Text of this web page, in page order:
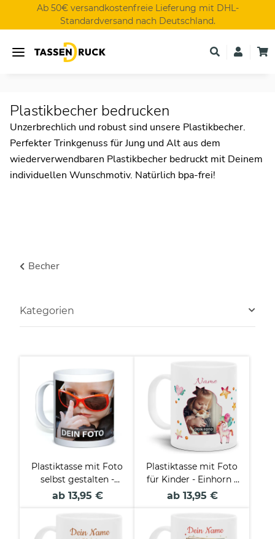
Ab 50€ versandkostenfreie Lieferung mit DHL-
Standardversand nach Deutschland.
Plastikbecher bedrucken
Unzerbrechlich und robust sind unsere Plastikbecher.
Perfekter Trinkgenuss für Jung und Alt aus dem
wiederverwendbaren Plastikbecher bedruckt mit Deinem
individuellen Wunschmotiv. Natürlich bpa-frei!
Becher
Plastiktasse mit Foto
selbst gestalten -
BPA-frei
ab 13,95 €
Plastiktasse mit Foto
für Kinder - Einhorn -
mit Name
robustem Kunststoff
ab 13,95 €
Kategorien